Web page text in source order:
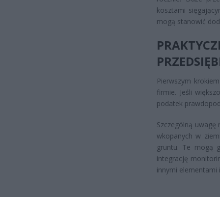
kosztami
mogą stanowić
Pierwszym
firmie. Jeśli
podatek
Szczególną
wkopanych w
gruntu. Te mogą
integrację
innymi